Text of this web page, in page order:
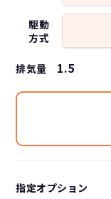
駆動
方式
排気量 1.5
指定オプション